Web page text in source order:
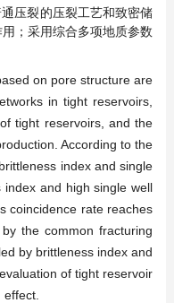
压裂的压裂工艺和致密储
；采用综合多项地质参数
on pore structure are
in tight reservoirs,
tight reservoirs, and the
According to the
index and single
and high single well
coincidence rate reaches
the common fracturing
by brittleness index and
of tight reservoir